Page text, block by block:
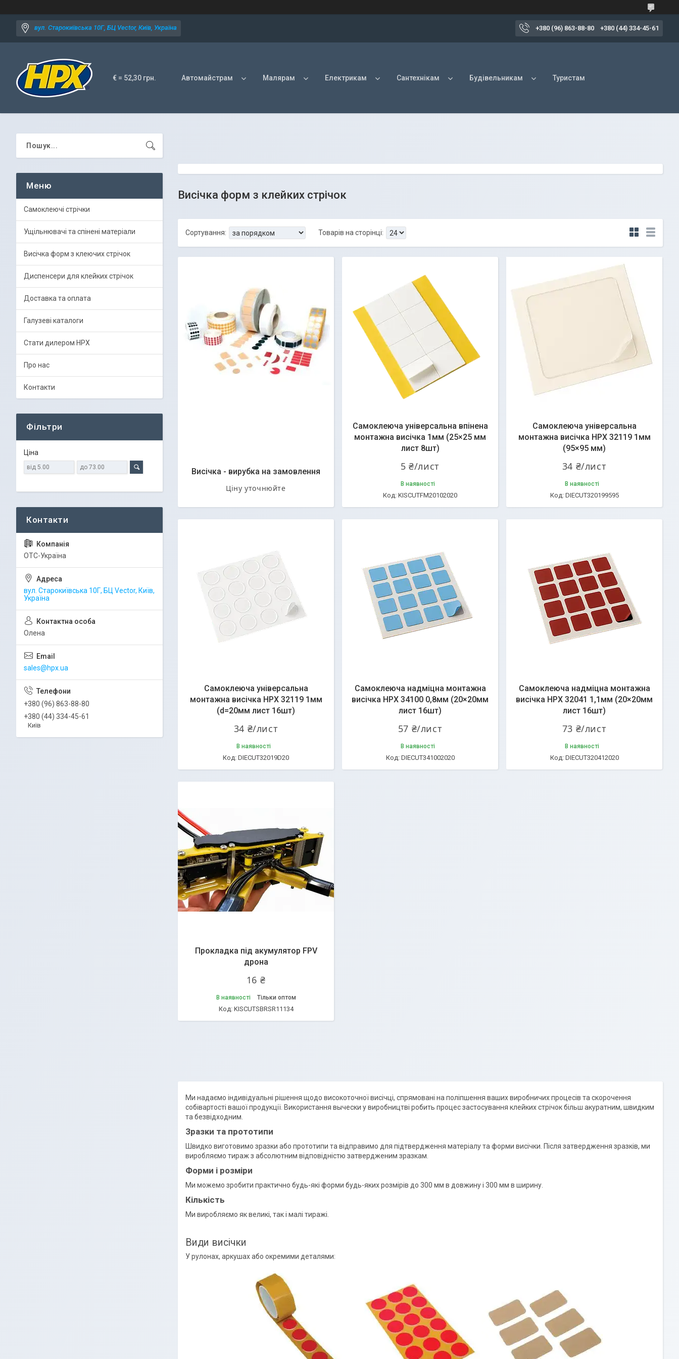
вул. Старокиївська 10Г, БЦ Vector, Київ, Україна +380 (96) 863-88-80 +380 (44) 334-45-61
€ = 52,30 грн. Автомайстрам Малярам Електрикам Сантехнікам Будівельникам Туристам
Висічка форм з клейких стрічок
Висічка - вирубка на замовлення
Ціну уточнюйте
Самоклеюча універсальна впінена
монтажна висічка 1мм (25×25 мм
лист 8шт)
5 ₴/лист
В наявності
KISCUTFM20102020
Самоклеюча універсальна
монтажна висічка HPX 32119 1мм
(95×95 мм)
34 ₴/лист
В наявності
DIECUT320199595
Самоклеюча універсальна
монтажна висічка HPX 32119 1мм
(d=20мм лист 16шт)
34 ₴/лист
В наявності
DIECUT32019D20
Самоклеюча надміцна монтажна
висічка HPX 34100 0,8мм (20×20мм
лист 16шт)
57 ₴/лист
В наявності
DIECUT341002020
Самоклеюча надміцна монтажна
висічка HPX 32041 1,1мм (20×20мм
лист 16шт)
73 ₴/лист
В наявності
DIECUT320412020
Прокладка під акумулятор FPV
дрона
16 ₴
В наявності Тільки оптом
KISCUTSBRSR11134
Ми надаємо індивідуальні рішення щодо високоточної висічці, спрямовані на поліпшення ваших виробничих процесів та скорочення
собівартості вашої продукції. Використання вычески у виробництві робить процес застосування клейких стрічок більш акуратним, швидким
та безвідходним.
Зразки та прототипи
Швидко виготовимо зразки або прототипи та відправимо для підтвердження матеріалу та форми висічки. Після затвердження зразків, ми
виробляємо тираж з абсолютним відповідністю затвердженим зразкам.
Форми і розміри
Ми можемо зробити практично будь-які форми будь-яких розмірів до 300 мм в довжину і 300 мм в ширину.
Кількість
Ми виробляємо як великі, так і малі тиражі.
Види висічки
У рулонах, аркушах або окремими деталями:
Самоклеючі стрічки
Ущільнювачі та спінені матеріали
Висічка форм з клеючих стрічок
Диспенсери для клейких стрічок
Доставка та оплата
Галузеві каталоги
Стати дилером HPX
Про нас
Контакти
Фільтри
Ціна
ОТС-Україна
вул. Старокиївська 10Г, БЦ Vector, Київ,
Україна
Олена
sales@hpx.ua
+380 (96) 863-88-80
+380 (44) 334-45-61
Київ